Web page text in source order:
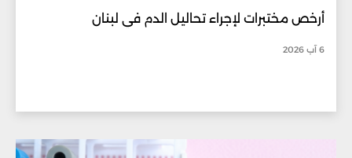
أرخص مختبرات لإجراء تحاليل الدم في لبنان
6 آب 2026